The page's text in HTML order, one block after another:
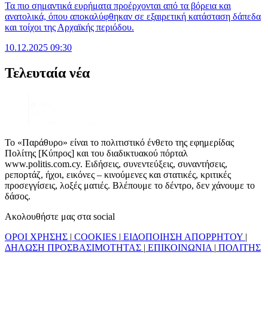
Τα πιο σημαντικά ευρήματα προέρχονται από τα βόρεια και
ανατολικά, όπου αποκαλύφθηκαν σε εξαιρετική κατάσταση δάπεδα
και τοίχοι της Αρχαϊκής περιόδου.
10.12.2025 09:30
Τελευταία νέα
Το «Παράθυρο» είναι το πολιτιστικό ένθετο της εφημερίδας
Πολίτης [Κύπρος] και του διαδικτυακού πόρταλ
www.politis.com.cy. Ειδήσεις, συνεντεύξεις, συναντήσεις,
ρεπορτάζ, ήχοι, εικόνες – κινούμενες και στατικές, κριτικές
προσεγγίσεις, λοξές ματιές. Βλέπουμε το δέντρο, δεν χάνουμε το
δάσος.
Ακολουθήστε μας στα social
ΟΡΟΙ ΧΡΗΣΗΣ | COOKIES | ΕΙΔΟΠΟΙΗΣΗ ΑΠΟΡΡΗΤΟΥ |
ΔΗΛΩΣΗ ΠΡΟΣΒΑΣΙΜΟΤΗΤΑΣ | ΕΠΙΚΟΙΝΩΝΙΑ | ΠΟΛΙΤΗΣ